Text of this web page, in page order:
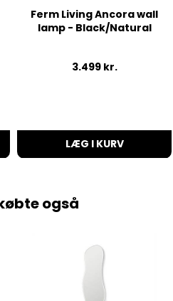
Ferm Living Ancora wall
lamp - Black/Natural
3.499 kr.
LÆG I KURV
også